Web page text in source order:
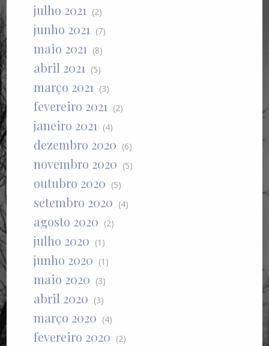
julho 2021 (2)
junho 2021 (7)
maio 2021 (8)
abril 2021 (5)
março 2021 (3)
fevereiro 2021 (2)
janeiro 2021 (4)
dezembro 2020 (6)
novembro 2020 (5)
outubro 2020 (5)
setembro 2020 (4)
agosto 2020 (2)
julho 2020 (1)
junho 2020 (1)
maio 2020 (3)
abril 2020 (3)
março 2020 (4)
fevereiro 2020 (2)